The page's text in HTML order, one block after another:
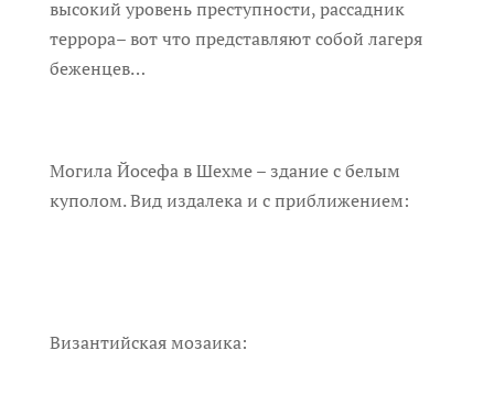
высокий уровень преступности, рассадник
террора– вот что представляют собой лагеря
беженцев…
Могила Йосефа в Шехме – здание с белым
куполом. Вид издалека и с приближением:
Византийская мозаика: